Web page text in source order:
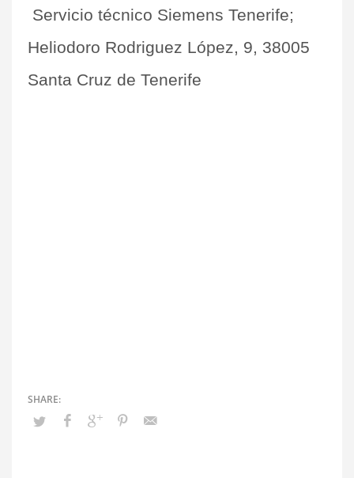
Servicio técnico Siemens Tenerife;
Heliodoro Rodriguez López, 9, 38005
Santa Cruz de Tenerife